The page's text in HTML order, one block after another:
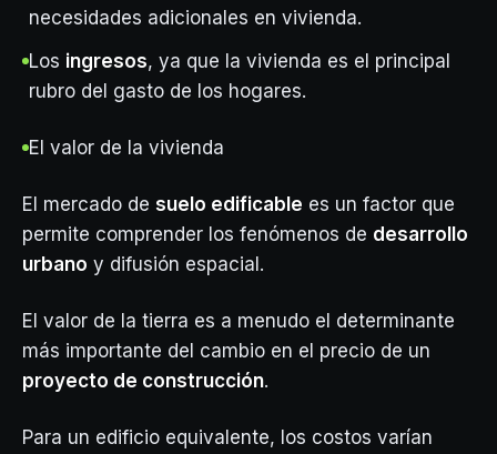
necesidades adicionales en vivienda.
Los ingresos, ya que la vivienda es el principal
rubro del gasto de los hogares.
El valor de la vivienda
El mercado de suelo edificable es un factor que
permite comprender los fenómenos de desarrollo
urbano y difusión espacial.
El valor de la tierra es a menudo el determinante
más importante del cambio en el precio de un
proyecto de construcción.
Para un edificio equivalente, los costos varían